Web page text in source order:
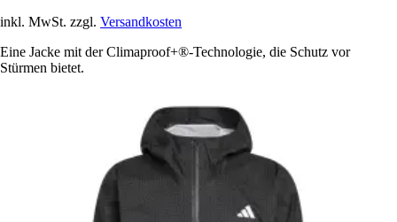
inkl. MwSt. zzgl. Versandkosten
Eine Jacke mit der Climaproof+®-Technologie, die Schutz vor
Stürmen bietet.